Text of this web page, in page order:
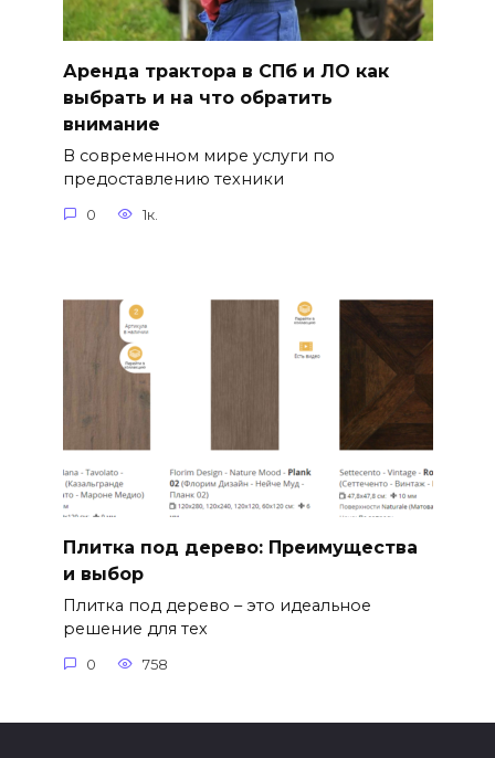
Аренда трактора в СПб и ЛО как
выбрать и на что обратить
внимание
В современном мире услуги по
предоставлению техники
0 1к.
Плитка под дерево: Преимущества
и выбор
Плитка под дерево – это идеальное
решение для тех
0 758